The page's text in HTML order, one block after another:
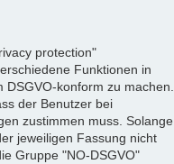
protection"
Funktionen in
konform zu machen.
der Benutzer bei
zustimmen muss. Solange
jeweiligen Fassung nicht
Gruppe "NO-DSGVO"